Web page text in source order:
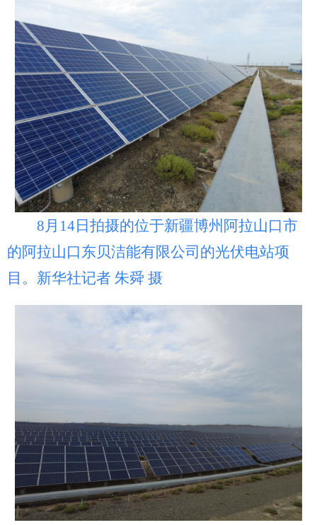
Português
8月14日拍摄的位于新疆博州阿拉山口市
的阿拉山口东贝洁能有限公司的光伏电站项
目。新华社记者 朱舜 摄